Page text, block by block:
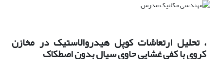
، تحلیل ارتعاشات کوپل هیدروالاستیک در مخازن
کروی با کفی غشایی حاوی سیال بدون اصطکاک